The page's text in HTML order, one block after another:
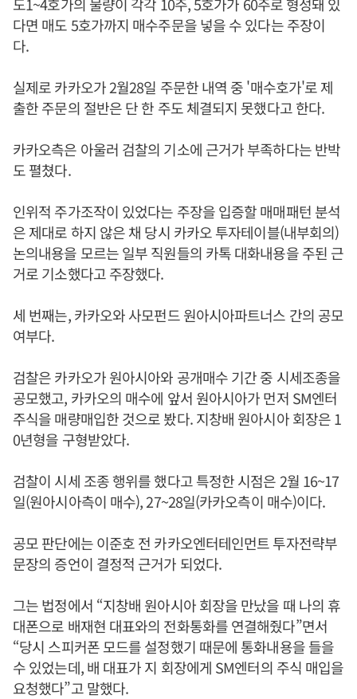
다면 매도 5호가까지 매수주문을 넣을 수 있다는 주장이
다.
실제로 카카오가 2월28일 주문한 내역 중 '매수호가'로 제
출한 주문의 절반은 단 한 주도 체결되지 못했다고 한다.
카카오측은 아울러 검찰의 기소에 근거가 부족하다는 반박
도 펼쳤다.
인위적 주가조작이 있었다는 주장을 입증할 매매패턴 분석
은 제대로 하지 않은 채 당시 카카오 투자테이블(내부회의)
논의내용을 모르는 일부 직원들의 카톡 대화내용을 주된 근
거로 기소했다고 주장했다.
세 번째는, 카카오와 사모펀드 원아시아파트너스 간의 공모
여부다.
검찰은 카카오가 원아시아와 공개매수 기간 중 시세조종을
공모했고, 카카오의 매수에 앞서 원아시아가 먼저 SM엔터
주식을 매량매입한 것으로 봤다. 지창배 원아시아 회장은 1
0년형을 구형받았다.
검찰이 시세 조종 행위를 했다고 특정한 시점은 2월 16~17
일(원아시아측이 매수), 27~28일(카카오측이 매수)이다.
공모 판단에는 이준호 전 카카오엔터테인먼트 투자전략부
문장의 증언이 결정적 근거가 되었다.
그는 법정에서 “지창배 원아시아 회장을 만났을 때 나의 휴
대폰으로 배재현 대표와의 전화통화를 연결해줬다”면서
“당시 스피커폰 모드를 설정했기 때문에 통화내용을 들을
수 있었는데, 배 대표가 지 회장에게 SM엔터의 주식 매입을
요청했다”고 말했다.